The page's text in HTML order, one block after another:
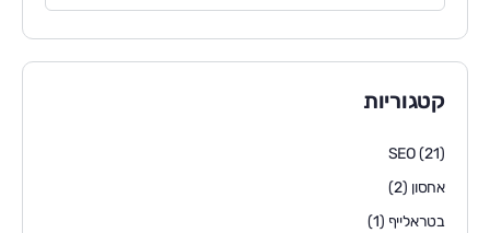
קטגוריות
SEO(21)
אחסון (2)
בטראלייף (1)